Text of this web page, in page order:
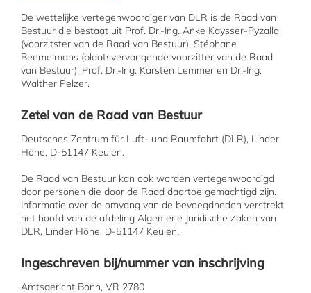
De wettelijke vertegenwoordiger van DLR is de Raad van
Bestuur die bestaat uit Prof. Dr.-Ing. Anke Kaysser-Pyzalla
(voorzitster van de Raad van Bestuur), Stéphane
Beemelmans (plaatsvervangende voorzitter van de Raad
van Bestuur), Prof. Dr.-Ing. Karsten Lemmer en Dr.-Ing.
Walther Pelzer.
Zetel van de Raad van Bestuur
Deutsches Zentrum für Luft- und Raumfahrt (DLR), Linder
Höhe, D-51147 Keulen.
De Raad van Bestuur kan ook worden vertegenwoordigd
door personen die door de Raad daartoe gemachtigd zijn.
Informatie over de omvang van de bevoegdheden verstrekt
het hoofd van de afdeling Algemene Juridische Zaken van
DLR, Linder Höhe, D-51147 Keulen.
Ingeschreven bij/nummer van inschrijving
Amtsgericht Bonn, VR 2780